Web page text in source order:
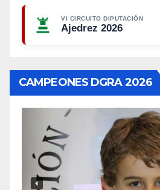
VI CIRCUITO DIPUTACIÓN
Ajedrez 2026
CAMPEONES DGRA 2026